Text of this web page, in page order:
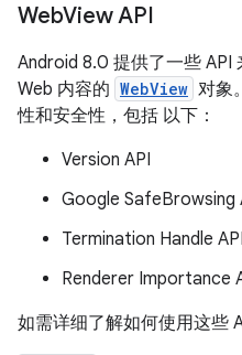
WebView API
Android 8.0 提供了一些 API
Web 内容的 WebView 对象
性和安全性，包括 以下：
Version API
Google SafeBrowsing
Termination Handle API
Renderer Importance
如需详细了解如何使用这些